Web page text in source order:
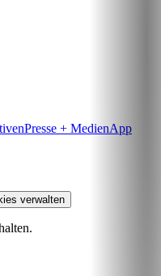
Presse + MedienApp
verwalten